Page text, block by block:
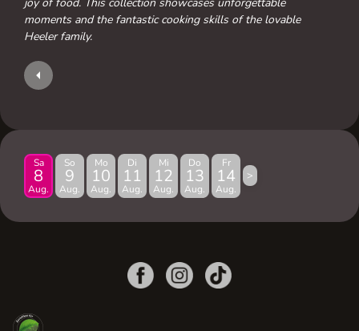
moments and the fantastic cooking skills of the lovable
Heeler family.
Sa
8
Aug.
So
9
Aug.
Mo
10
Aug.
Di
11
Aug.
Mi
12
Aug.
Do
13
Aug.
Fr
14
Aug.
>